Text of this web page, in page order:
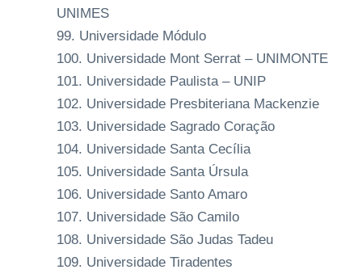
UNIMES
Universidade Módulo
Universidade Mont Serrat – UNIMONTE
Universidade Paulista – UNIP
Universidade Presbiteriana Mackenzie
Universidade Sagrado Coração
Universidade Santa Cecília
Universidade Santa Úrsula
Universidade Santo Amaro
Universidade São Camilo
Universidade São Judas Tadeu
Universidade Tiradentes